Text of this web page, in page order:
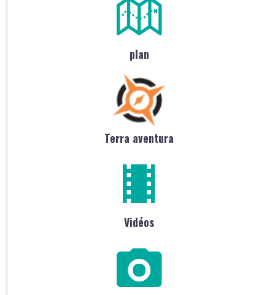
plan
Terra aventura
Vidéos